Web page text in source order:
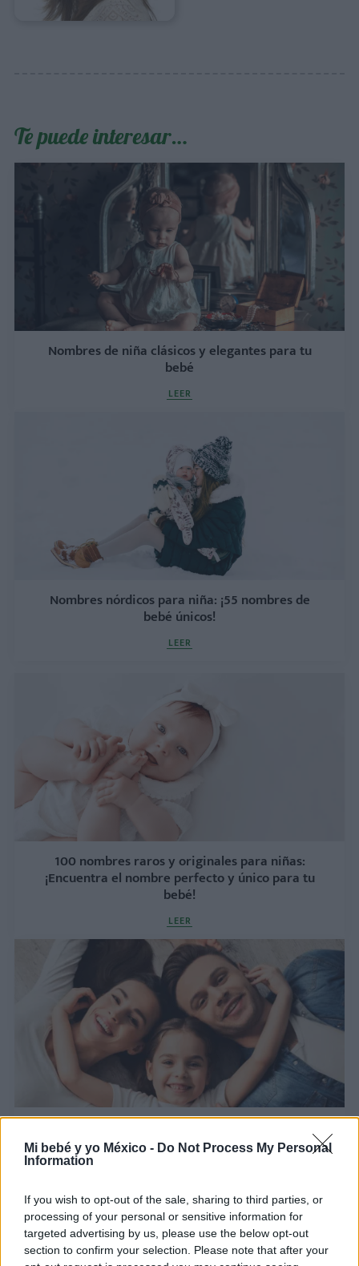
Mi bebé y yo México - Do Not Process My Personal
Information
If you wish to opt-out of the sale, sharing to third parties, or
processing of your personal or sensitive information for
targeted advertising by us, please use the below opt-out
section to confirm your selection. Please note that after your
Te puede interesar…
Nombres de niña clásicos y elegantes para tu
bebé
LEER
Nombres nórdicos para niña: ¡55 nombres de
bebé únicos!
LEER
100 nombres raros y originales para niñas:
¡Encuentra el nombre perfecto y único para tu
bebé!
LEER
LEER